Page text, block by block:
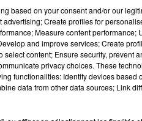
based on your consent and/or our
Create profiles for
Measure content performance;
and improve services; Create
content; Ensure security, prevent
privacy choices. These
functionalities: Identify devices based
data from other data sources; Link